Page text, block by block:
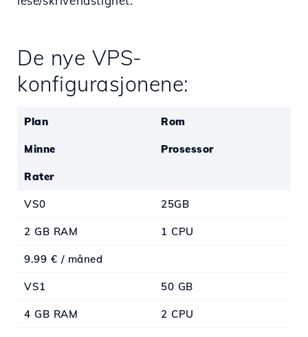
De nye VPS-
konfigurasjonene:
Plan Rom
Minne Prosessor
Rater
VS0 25GB
2 GB RAM 1 CPU
9.99 € / måned
VS1 50 GB
4 GB RAM 2 CPU